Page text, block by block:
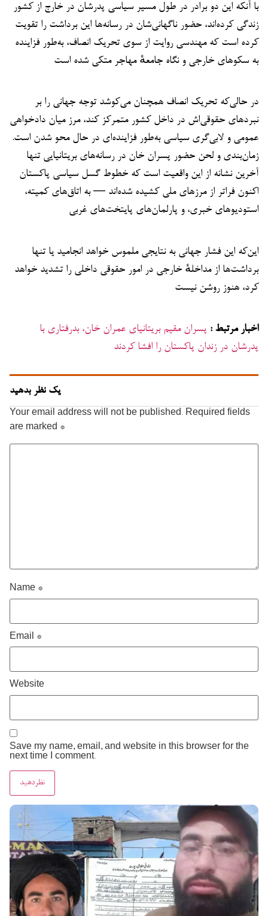
با آنکه این دو برادر در طول مسیر سیاسی پدرشان در خارج از کشور
زندگی کرده‌اند، حضور ناگهانی‌شان در رسانه‌ها این برداشت را تقویت
کرده است که مهندسی روایت از سوی تحریک انصاف، به‌طور فزاینده
به سکوهای خارجی و نگاه جامعهٔ مهاجر متکی شده است
در حالی‌که تحریک انصاف همچنان می‌کوشد توجه جهانی را بر
نبردهای حقوقی‌اش در داخل کشور متمرکز کند، مرز میان دادخواهی
عمومی و لابی‌گری سیاسی به‌طور فزاینده‌ای در حال محو شدن است.
زمان‌بندی و لحن حضور پسران خان در رسانه‌های بریتانیایی تنها
آخرین نشانه از این واقعیت است که خطوط گسل سیاسی پاکستان
اکنون فراتر از مرزهای ملی کشیده شده‌اند — به اتاق‌های کمیته،
استودیوهای خبری، و پارلمان‌های پایتخت‌های غربی
این‌که این فشار جهانی به نتایجی ملموس خواهد انجامید یا تنها
برداشت‌ها از مداخلهٔ خارجی در امور حقوقی داخلی را تشدید خواهد
کرد، هنوز روشن نیست
اخبار مرتبط : پسران مقیم بریتانیاى عمران خان، بدرفتاری با
پدرشان در زندان پاکستان را افشا کردند
یک نظر بدهید
Your email address will not be published. Required fields
are marked *
Name *
Email *
Website
Save my name, email, and website in this browser for the
next time I comment.